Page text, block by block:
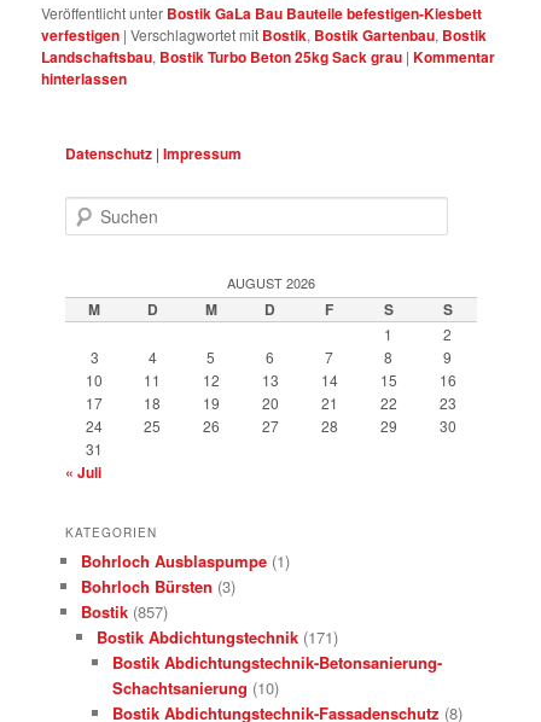
Veröffentlicht unter Bostik GaLa Bau Bauteile befestigen-Kiesbett
verfestigen |Verschlagwortet mit Bostik, Bostik Gartenbau, Bostik
Landschaftsbau, Bostik Turbo Beton 25kg Sack grau |Kommentar
hinterlassen
Datenschutz |Impressum
Suchen
AUGUST 2026
M D M D F S S
1
2
3
4 5 6 7 8
9
10
11 12 13 14 15
16
17
18 19 20 21 22
23
24
25 26 27 28 29
30
31
« Juli
KATEGORIEN
Bohrloch Ausblaspumpe (1)
Bohrloch Bürsten (3)
Bostik (857)
Bostik Abdichtungstechnik (171)
Bostik Abdichtungstechnik-Betonsanierung-
Schachtsanierung (10)
Bostik Abdichtungstechnik-Fassadenschutz (8)